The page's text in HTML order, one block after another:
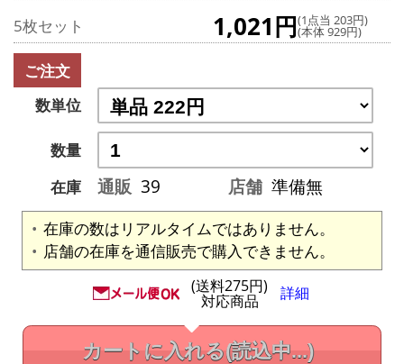
5枚セット 1,021円(1点当 203円)
(本体 929円)
ご注文
数単位
数量
在庫
通販 39 店舗 準備無
在庫の数はリアルタイムではありません。
店舗の在庫を通信販売で購入できません。
(送料275円)
対応商品 詳細
カートに入れる(読込中...)